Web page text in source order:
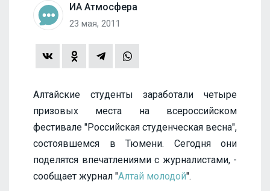
ИА Атмосфера
23 мая, 2011
Алтайские студенты заработали четыре
призовых места на всероссийском
фестивале "Российская студенческая весна",
состоявшемся в Тюмени. Сегодня они
поделятся впечатлениями с журналистами, -
сообщает журнал "Алтай молодой".